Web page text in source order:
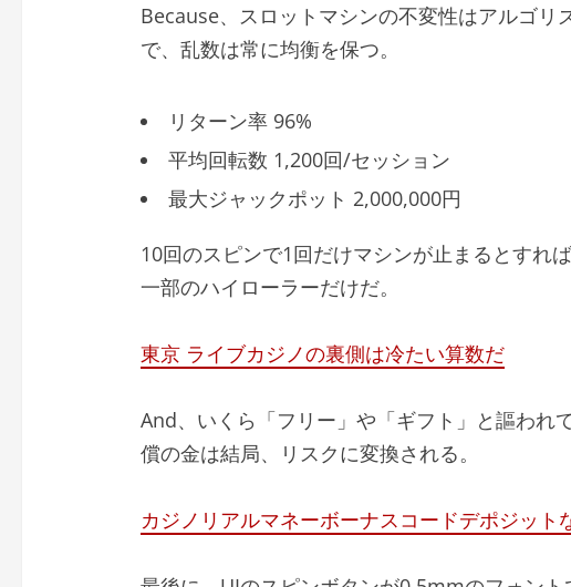
Because、スロットマシンの不変性はアルゴリ
で、乱数は常に均衡を保つ。
リターン率 96%
平均回転数 1,200回/セッション
最大ジャックポット 2,000,000円
10回のスピンで1回だけマシンが止まるとすれ
一部のハイローラーだけだ。
東京 ライブカジノの裏側は冷たい算数だ
And、いくら「フリー」や「ギフト」と謳われ
償の金は結局、リスクに変換される。
カジノリアルマネーボーナスコードデポジット